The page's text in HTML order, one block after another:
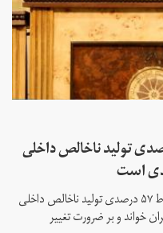
بازرگانی: سقوط ۵۷ درصدی تولید ناخالص داخلی
است
غلامحسین شافعی، رییس اتاق بازرگانی، سقوط ۵۷ درصدی تولید ناخالص داخلی
خواند و بر ضرورت تغییر